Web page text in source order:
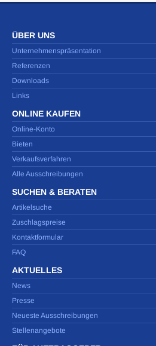
ÜBER UNS
Unternehmenspräsentation
Referenzen
Downloads
Links
ONLINE KAUFEN
Online-Konto
Bieten
Verkaufsverfahren
Alle Ausschreibungen
SUCHEN & BERATEN
Artikelsuche
Zuschlagspreise
Kontaktformular
FAQ
AKTUELLES
News
Presse
Neueste Ausschreibungen
Stellenangebote